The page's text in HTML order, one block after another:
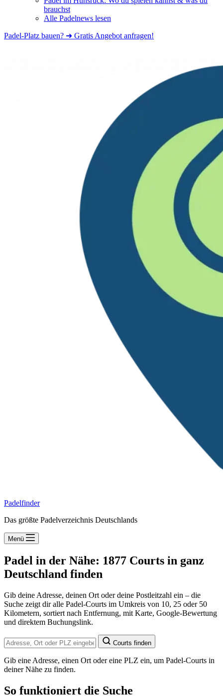
brauchst
Alle Padelnews lesen
Padel-Platz bauen? ➜ Gratis Angebot anfragen!
Padelfinder
Das größte Padelverzeichnis Deutschlands
Menü
Padel in der Nähe: 1877 Courts in ganz
Deutschland finden
Gib deine Adresse, deinen Ort oder deine Postleitzahl ein – die
Suche zeigt dir alle Padel-Courts im Umkreis von 10, 25 oder 50
Kilometern, sortiert nach Entfernung, mit Karte, Google-Bewertung
und direktem Buchungslink.
Courts finden
Gib eine Adresse, einen Ort oder eine PLZ ein, um Padel-Courts in
deiner Nähe zu finden.
So funktioniert die Suche